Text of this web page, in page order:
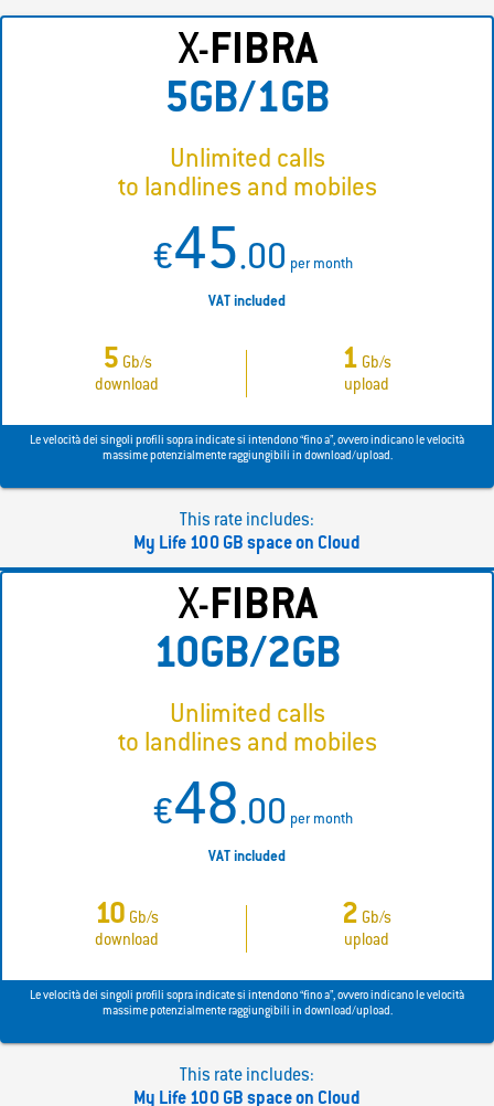
X-FIBRA
5GB/1GB
Unlimited calls
to landlines and mobiles
€45.00 per month
VAT included
5 Gb/s
download
1 Gb/s
upload
Le velocità dei singoli profili sopra indicate si intendono “fino a”, ovvero indicano le velocità
massime potenzialmente raggiungibili in download/upload.
This rate includes:
My Life 100 GB space on Cloud
X-FIBRA
10GB/2GB
Unlimited calls
to landlines and mobiles
€48.00 per month
VAT included
10 Gb/s
download
2 Gb/s
upload
Le velocità dei singoli profili sopra indicate si intendono “fino a”, ovvero indicano le velocità
massime potenzialmente raggiungibili in download/upload.
This rate includes:
My Life 100 GB space on Cloud